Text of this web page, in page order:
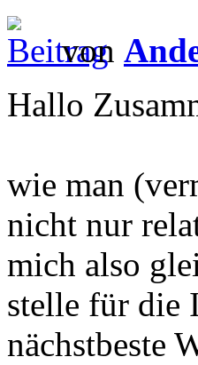
von
Hallo
wie man
nicht nur
mich also
stelle für die
nächstbeste